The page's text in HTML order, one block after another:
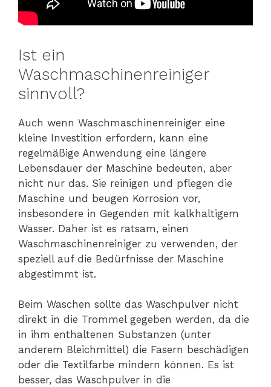
Ist ein
Waschmaschinenreiniger
sinnvoll?
Auch wenn Waschmaschinenreiniger eine
kleine Investition erfordern, kann eine
regelmäßige Anwendung eine längere
Lebensdauer der Maschine bedeuten, aber
nicht nur das. Sie reinigen und pflegen die
Maschine und beugen Korrosion vor,
insbesondere in Gegenden mit kalkhaltigem
Wasser. Daher ist es ratsam, einen
Waschmaschinenreiniger zu verwenden, der
speziell auf die Bedürfnisse der Maschine
abgestimmt ist.
Beim Waschen sollte das Waschpulver nicht
direkt in die Trommel gegeben werden, da die
in ihm enthaltenen Substanzen (unter
anderem Bleichmittel) die Fasern beschädigen
oder die Textilfarbe mindern können. Es ist
besser, das Waschpulver in die